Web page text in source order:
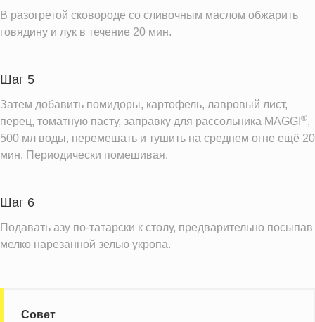
В разогретой сковороде со сливочным маслом обжарить
говядину и лук в течение 20 мин.
Шаг 5
Затем добавить помидоры, картофель, лавровый лист,
перец, томатную пасту, заправку для рассольника MAGGI ®,
500 мл воды, перемешать и тушить на среднем огне ещё 20
мин. Периодически помешивая.
Шаг 6
Подавать азу по-татарски к столу, предварительно посыпав
мелко нарезанной зелью укропа.
Совет